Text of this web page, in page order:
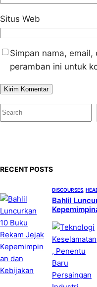
Situs Web
Simpan nama,
peramban ini untuk
S
e
RECENT POSTS
DISCOURSES
Bahlil